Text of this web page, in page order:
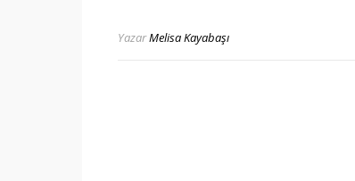
YazarMelisa Kayabaşı